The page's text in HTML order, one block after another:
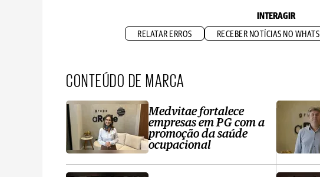
INTERAGIR
RELATAR ERROS RECEBER NOTÍCIAS NO WHATS
CONTEÚDO DE MARCA
Medvitae fortalece
empresas em PG com a
promoção da saúde
ocupacional